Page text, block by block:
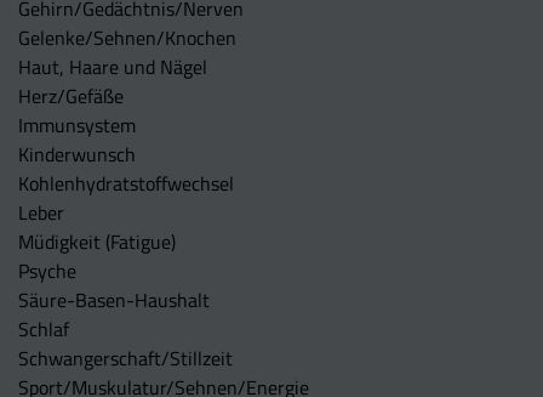
Gehirn/Gedächtnis/Nerven
Gelenke/Sehnen/Knochen
Haut, Haare und Nägel
Herz/Gefäße
Immunsystem
Kinderwunsch
Kohlenhydratstoffwechsel
Leber
Müdigkeit (Fatigue)
Psyche
Säure-Basen-Haushalt
Schlaf
Schwangerschaft/Stillzeit
Sport/Muskulatur/Sehnen/Energie